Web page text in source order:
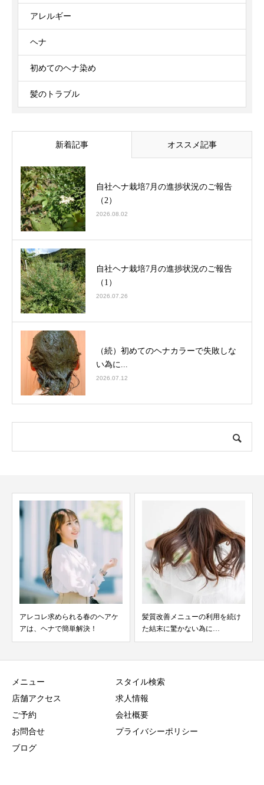
アレルギー
ヘナ
初めてのヘナ染め
髪のトラブル
新着記事 オススメ記事
自社ヘナ栽培7月の進捗状況のご報告
（2）
2026.08.02
自社ヘナ栽培7月の進捗状況のご報告
（1）
2026.07.26
（続）初めてのヘナカラーで失敗しな
い為に...
2026.07.12
髪質改善メニューの利用を続け
た結末に驚かない為に…
薄毛を感じたら…、すぐ見直し
たい5つの習慣
メニュー
店舗アクセス
ご予約
お問合せ
ブログ
スタイル検索
求人情報
会社概要
プライバシーポリシー